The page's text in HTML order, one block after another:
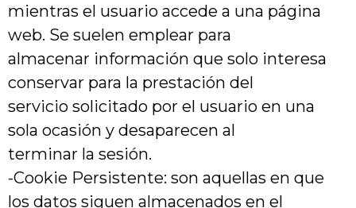
mientras el usuario accede a una página
web. Se suelen emplear para
almacenar información que solo interesa
conservar para la prestación del
servicio solicitado por el usuario en una
sola ocasión y desaparecen al
terminar la sesión.
-Cookie Persistente: son aquellas en que
los datos siguen almacenados en el